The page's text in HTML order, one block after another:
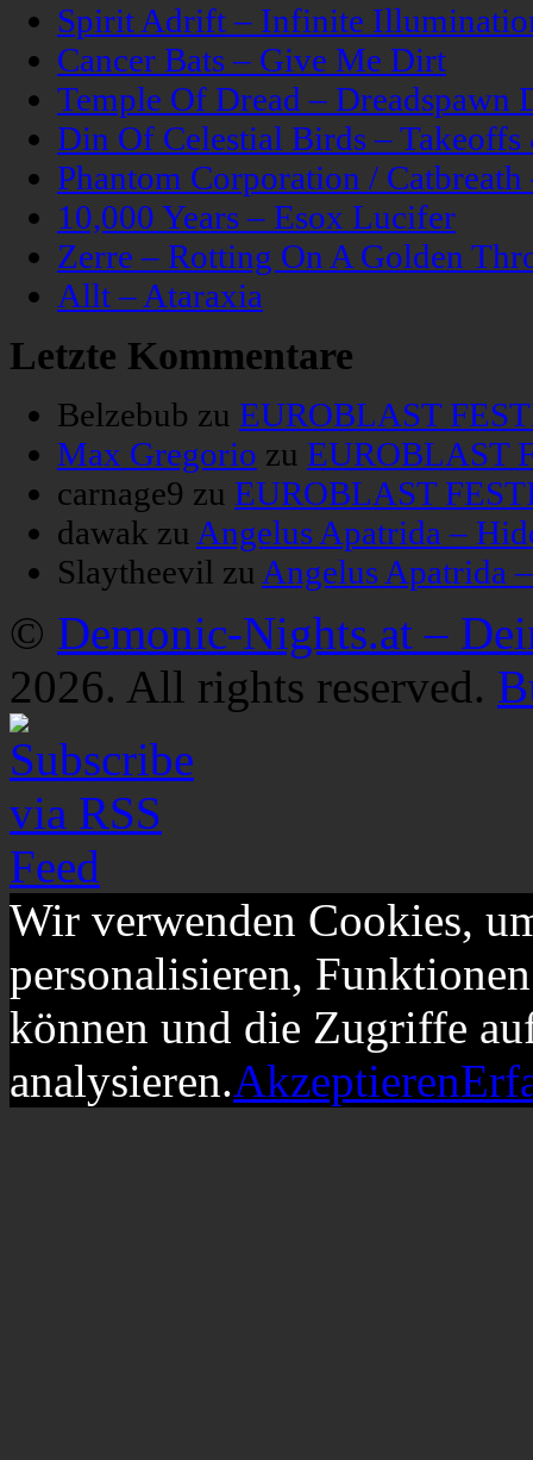
Spirit Adrift – Infinite
Cancer Bats – Give Me Dirt
Temple Of Dread – Dreadspawn
Din Of Celestial Birds –
Phantom Corporation /
10,000 Years – Esox Lucifer
Zerre – Rotting On A Golden
Allt – Ataraxia
Letzte Kommentare
Belzebub zu EUROBLAST
Max Gregorio zu EUROBLAST
carnage9 zu EUROBLAST
dawak zu Angelus Apatrida –
Slaytheevil zu Angelus Apatrida
© Demonic-Nights.at –
2026. All rights reserved.
Wir verwenden Cookies,
personalisieren,
können und die Zugriffe
analysieren.Akzeptieren